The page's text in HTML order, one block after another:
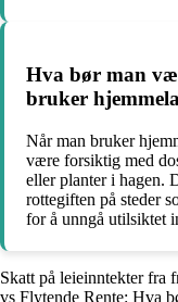
Hva bør man
bruker
Når man bruker
være forsiktig med
eller planter i hagen.
rottegiften på steder
for å unngå utilsiktet
Skatt på leieinntekter fra
vs Flytende Rente: Hva